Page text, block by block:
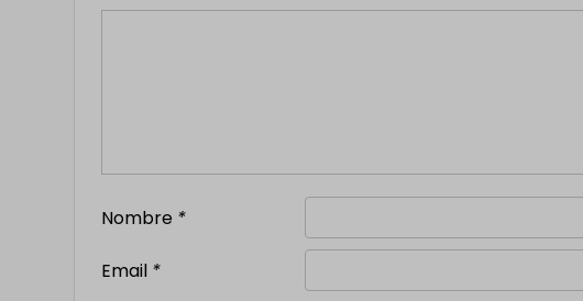
Nombre *
Email *